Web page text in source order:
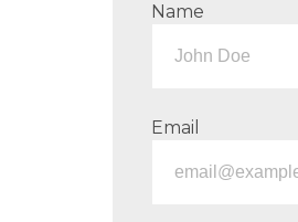
Name
Email